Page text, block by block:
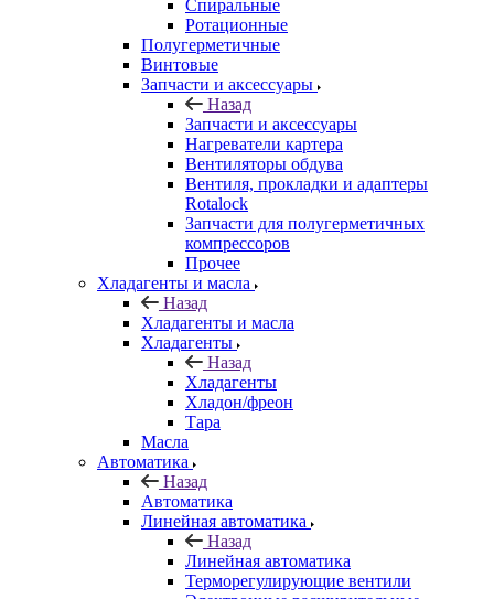
Спиральные
Ротационные
Полугерметичные
Винтовые
Запчасти и аксессуары
Назад
Запчасти и аксессуары
Нагреватели картера
Вентиляторы обдува
Вентиля, прокладки и адаптеры
Rotalock
Запчасти для полугерметичных
компрессоров
Прочее
Хладагенты и масла
Назад
Хладагенты и масла
Хладагенты
Назад
Хладагенты
Хладон/фреон
Тара
Масла
Автоматика
Назад
Автоматика
Линейная автоматика
Назад
Линейная автоматика
Терморегулирующие вентили